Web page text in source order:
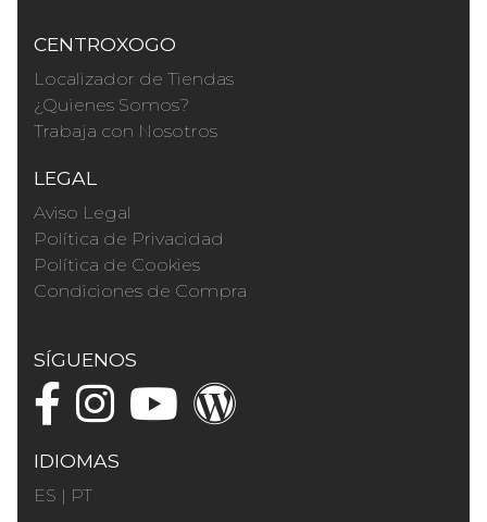
CENTROXOGO
Localizador de Tiendas
¿Quienes Somos?
Trabaja con Nosotros
LEGAL
Aviso Legal
Política de Privacidad
Política de Cookies
Condiciones de Compra
SÍGUENOS
IDIOMAS
ES | PT